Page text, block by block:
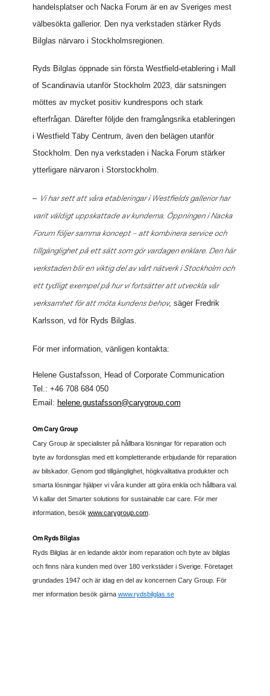
handelsplatser och Nacka Forum är en av Sveriges mest
välbesökta gallerior. Den nya verkstaden stärker Ryds
Bilglas närvaro i Stockholmsregionen.
Ryds Bilglas öppnade sin första Westfield-etablering i Mall
of Scandinavia utanför Stockholm 2023, där satsningen
möttes av mycket positiv kundrespons och stark
efterfrågan. Därefter följde den framgångsrika etableringen
i Westfield Täby Centrum, även den belägen utanför
Stockholm. Den nya verkstaden i Nacka Forum stärker
ytterligare närvaron i Storstockholm.
– Vi har sett att våra etableringar i Westfields gallerior har
varit väldigt uppskattade av kunderna. Öppningen i Nacka
Forum följer samma koncept – att kombinera service och
tillgänglighet på ett sätt som gör vardagen enklare. Den här
verkstaden blir en viktig del av vårt nätverk i Stockholm och
ett tydligt exempel på hur vi fortsätter att utveckla vår
verksamhet för att möta kundens behov, säger Fredrik
Karlsson, vd för Ryds Bilglas.
För mer information, vänligen kontakta:
Helene Gustafsson, Head of Corporate Communication
Tel.: +46 708 684 050
Email: helene.gustafsson@carygroup.com
Om Cary Group
Cary Group är specialister på hållbara lösningar för reparation och
byte av fordonsglas med ett kompletterande erbjudande för reparation
av bilskador. Genom god tillgänglighet, högkvalitativa produkter och
smarta lösningar hjälper vi våra kunder att göra enkla och hållbara val.
Vi kallar det Smarter solutions for sustainable car care. För mer
information, besök www.carygroup.com.
Om Ryds Bilglas
Ryds Bilglas är en ledande aktör inom reparation och byte av bilglas
och finns nära kunden med över 180 verkstäder i Sverige. Företaget
grundades 1947 och är idag en del av koncernen Cary Group. För
mer information besök gärna www.rydsbilglas.se